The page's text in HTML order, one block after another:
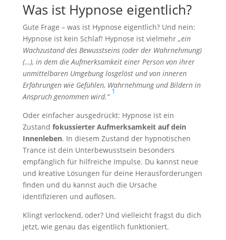
Was ist Hypnose eigentlich?
Gute Frage – was ist Hypnose eigentlich? Und nein:
Hypnose ist kein Schlaf! Hypnose ist vielmehr „ein
Wachzustand des Bewusstseins (oder der Wahrnehmung)
(…), in dem die Aufmerksamkeit einer Person von ihrer
unmittelbaren Umgebung losgelöst und von inneren
Erfahrungen wie Gefühlen, Wahrnehmung und Bildern in
Anspruch genommen wird.“
1
Oder einfacher ausgedrückt: Hypnose ist ein
Zustand fokussierter Aufmerksamkeit auf dein
Innenleben. In diesem Zustand der hypnotischen
Trance ist dein Unterbewusstsein besonders
empfänglich für hilfreiche Impulse. Du kannst neue
und kreative Lösungen für deine Herausforderungen
finden und du kannst auch die Ursache
identifizieren und auflösen.
Klingt verlockend, oder? Und vielleicht fragst du dich
jetzt, wie genau das eigentlich funktioniert.